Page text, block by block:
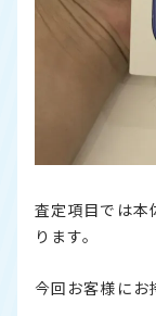
査定項目では本
ります。
今回お客様にお